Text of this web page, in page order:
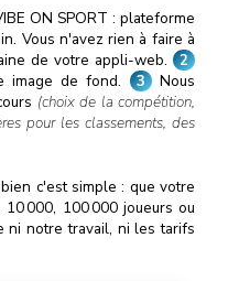
ON SPORT : plateforme
Vous n'avez rien à faire à
de votre appli-web. 2
image de fond.
3 Nous
(choix de la compétition,
pour les classements, des
c'est simple : que votre
10000, 100000joueurs ou
ni notre travail, ni les tarifs